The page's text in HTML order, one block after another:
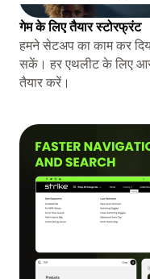
गेम के लिए तैयार स्टोरफ्रंट
हमने सेटअप का काम कर
सकें। हर एथलीट के लिए
तैयार करें।